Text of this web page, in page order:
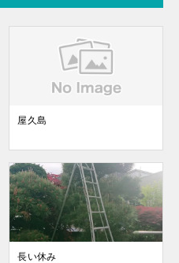
屋久島
長い休み